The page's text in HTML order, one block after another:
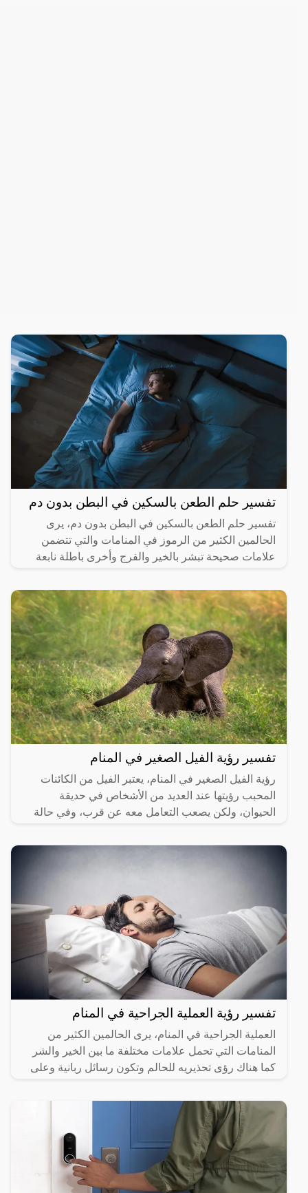
تفسير حلم الطعن بالسكين في البطن بدون دم
تفسير حلم الطعن بالسكين في البطن بدون دم، يرى
الحالمين الكثير من الرموز في المنامات والتي تتضمن
علامات صحيحة تبشر بالخير والفرج وأخرى باطلة نابعة
تفسير رؤية الفيل الصغير في المنام
رؤية الفيل الصغير في المنام، يعتبر الفيل من الكائنات
المحبب رؤيتها عند العديد من الأشخاص في حديقة
الحيوان، ولكن يصعب التعامل معه عن قرب، وفي حالة
تفسير رؤية العملية الجراحية في المنام
العملية الجراحية في المنام، يرى الحالمين الكثير من
المنامات التي تحمل علامات مختلفة ما بين الخير والشر
كما هناك رؤى تحذيريه للحالم وتكون رسائل ربانية وعلى